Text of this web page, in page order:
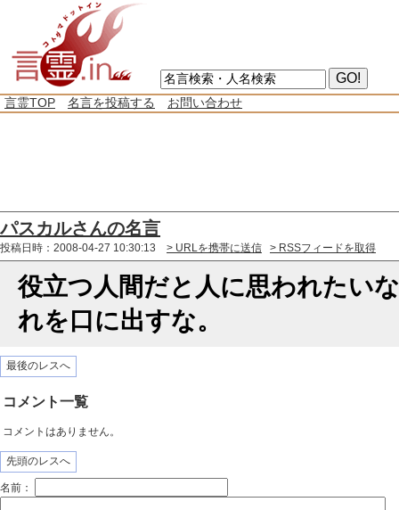
言霊TOP 名言を投稿する お問い合わせ
パスカルさんの名言
投稿日時：2008-04-27 10:30:13 > URLを携帯に送信 > RSSフィードを取得
役立つ人間だと人に思われたい
れを口に出すな。
最後のレスへ
コメント一覧
コメントはありません。
先頭のレスへ
名前：